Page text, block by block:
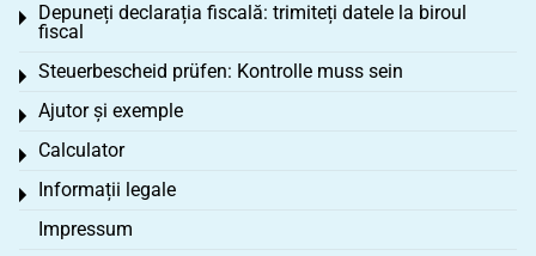
Depuneți declarația fiscală: trimiteți datele la biroul
fiscal
Toggle menu
Steuerbescheid prüfen: Kontrolle muss sein
Toggle menu
Ajutor și exemple
Toggle menu
Calculator
Toggle menu
Informații legale
Toggle menu
Impressum